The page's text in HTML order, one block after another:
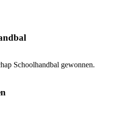
Schoolhandbal gewonnen.